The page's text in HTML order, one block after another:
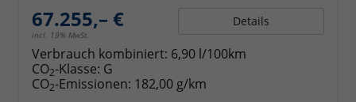
67.255,– €
incl. 19% MwSt.
Details
Verbrauch kombiniert: 6,90 l/100km
CO2-Klasse: G
CO2-Emissionen: 182,00 g/km